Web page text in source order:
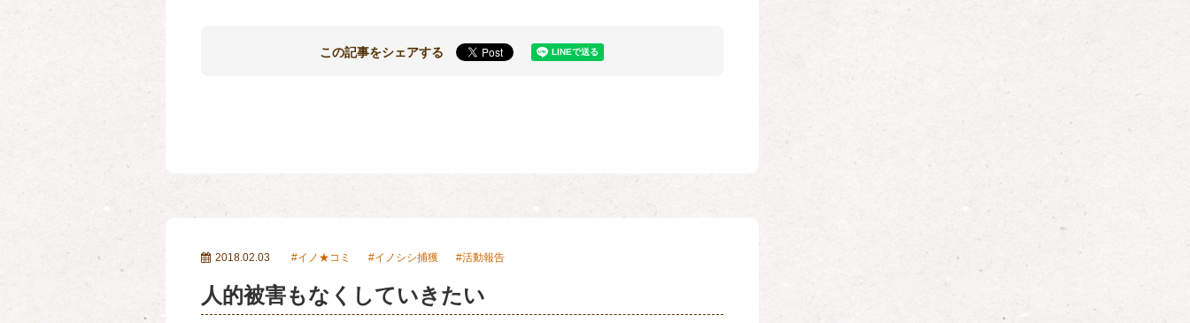
この記事をシェアする
2018.02.03 イノ★コミ イノシシ捕獲 活動報告
人的被害もなくしていきたい